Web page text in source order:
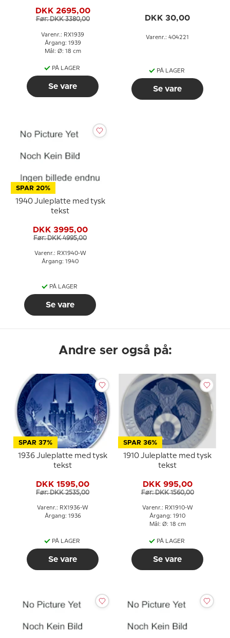
Juleplatte
DKK 2695,00
Før: DKK 3380,00
Varenr.: RX1939
Årgang: 1939
Mål: Ø: 18 cm
PÅ LAGER
Se vare
DKK 30,00
Varenr.: 404221
PÅ LAGER
Se vare
SPAR 20%
1940 Juleplatte med tysk
tekst
DKK 3995,00
Før: DKK 4995,00
Varenr.: RX1940-W
Årgang: 1940
PÅ LAGER
Se vare
Andre ser også på:
SPAR 37%
1936 Juleplatte med tysk
tekst
DKK 1595,00
Før: DKK 2535,00
Varenr.: RX1936-W
Årgang: 1936
PÅ LAGER
Se vare
SPAR 36%
1910 Juleplatte med tysk
tekst
DKK 995,00
Før: DKK 1560,00
Varenr.: RX1910-W
Årgang: 1910
Mål: Ø: 18 cm
PÅ LAGER
Se vare